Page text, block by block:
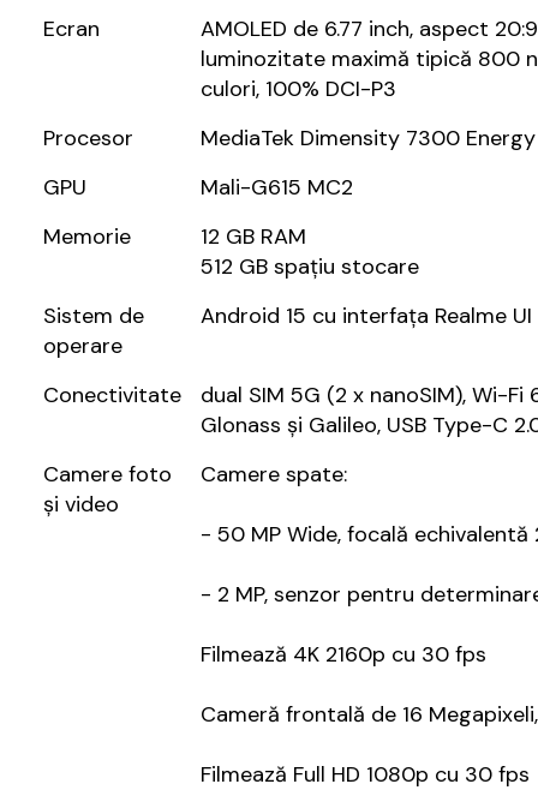
Ecran
AMOLED de 6.77 inch, aspect
luminozitate maximă tipică 800
culori, 100% DCI-P3
Procesor
MediaTek Dimensity 7300
GPU
Mali-G615 MC2
Memorie
12 GB RAM
512 GB spațiu stocare
Sistem de
operare
Android 15 cu interfața Realme UI
Conectivitate
dual SIM 5G (2 x nanoSIM), Wi-
Glonass și Galileo, USB Type-C
Camere foto
și video
Camere spate:
- 50 MP Wide, focală echivalentă
- 2 MP, senzor pentru
Filmează 4K 2160p cu 30 fps
Cameră frontală de 16
Filmează Full HD 1080p cu 30 fps